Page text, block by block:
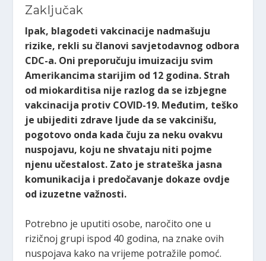
Zaključak
Ipak, blagodeti vakcinacije nadmašuju
rizike, rekli su članovi savjetodavnog odbora
CDC-a. Oni preporučuju imuizaciju svim
Amerikancima starijim od 12 godina. Strah
od miokarditisa nije razlog da se izbjegne
vakcinacija protiv COVID-19. Međutim, teško
je ubijediti zdrave ljude da se vakcinišu,
pogotovo onda kada čuju za neku ovakvu
nuspojavu, koju ne shvataju niti pojme
njenu učestalost. Zato je strateška jasna
komunikacija i predočavanje dokaze ovdje
od izuzetne važnosti.
Potrebno je uputiti osobe, naročito one u
rizičnoj grupi ispod 40 godina, na znake ovih
nuspojava kako na vrijeme potražile pomoć.